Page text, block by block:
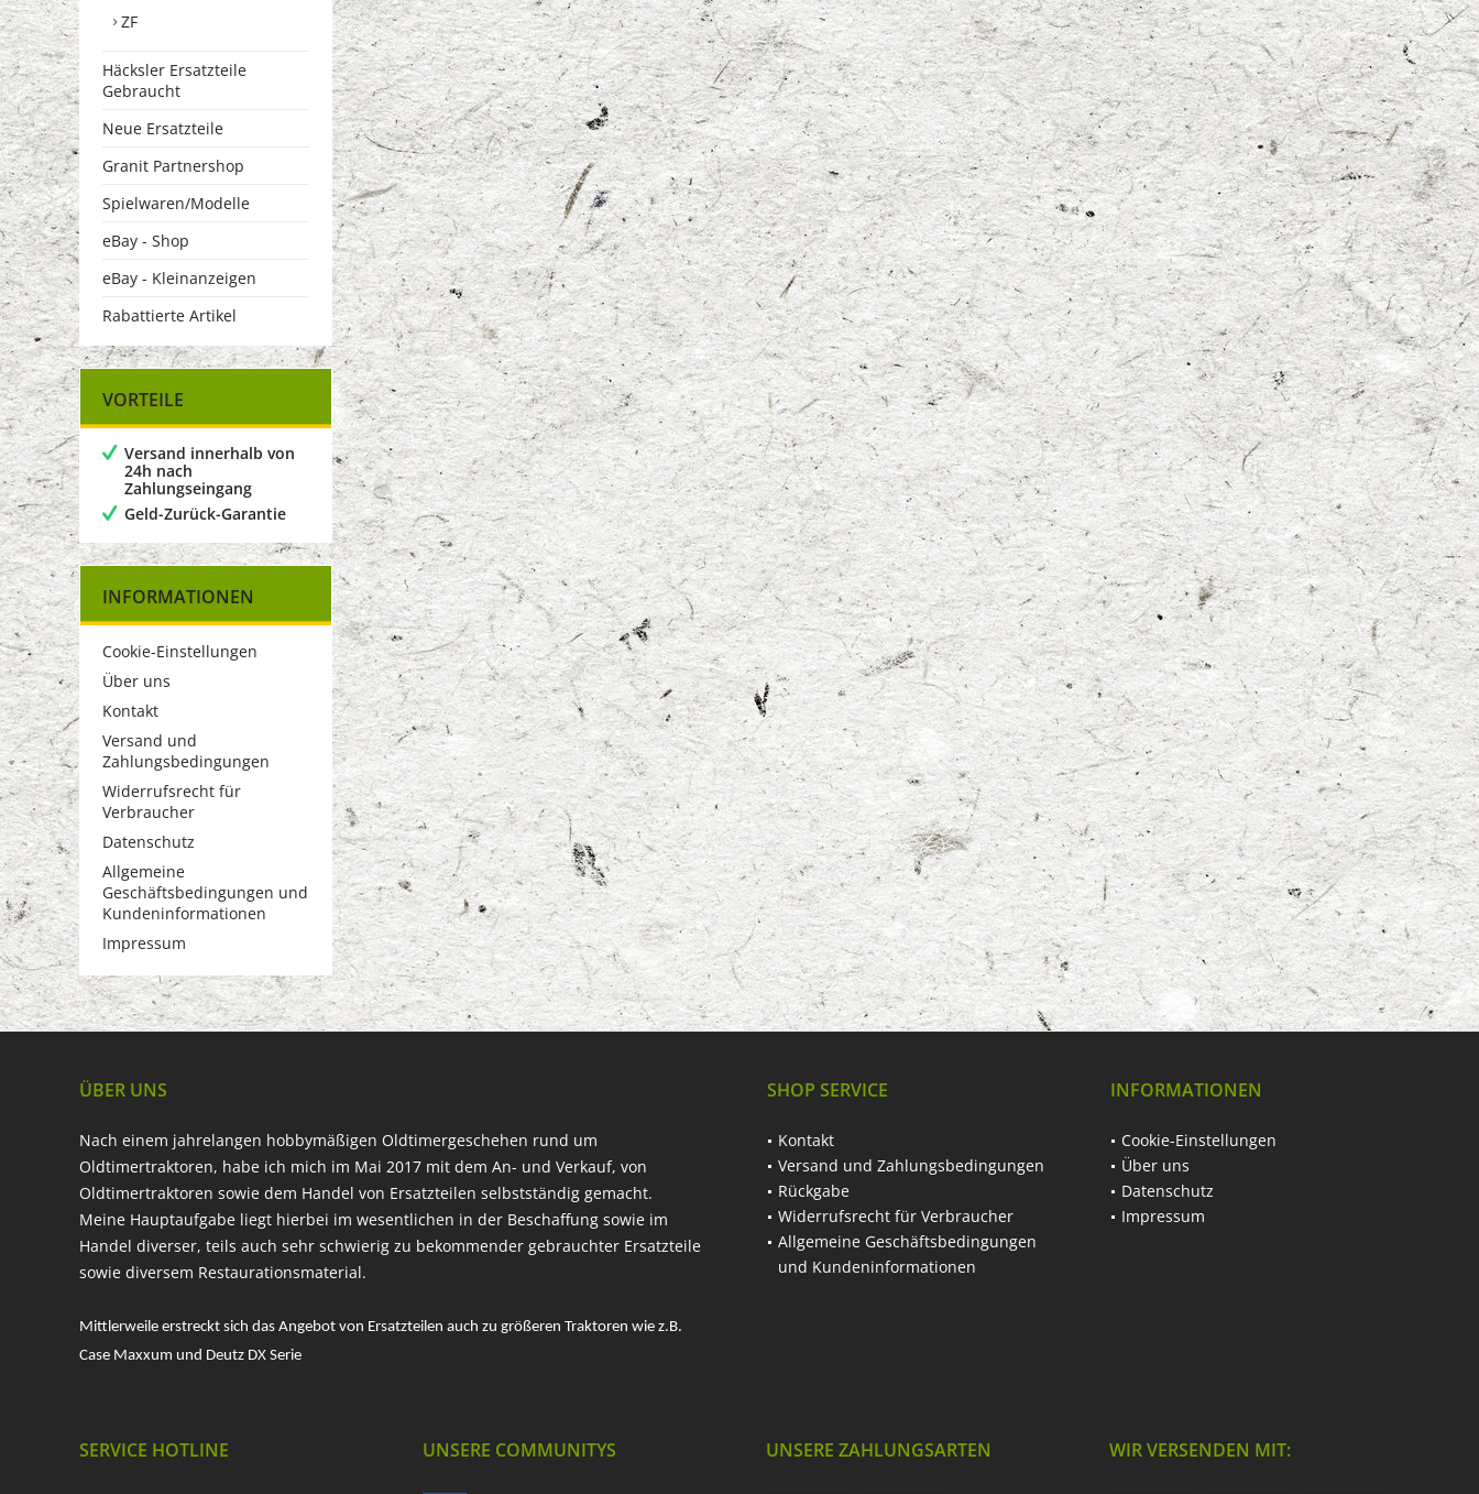
ZF
Häcksler Ersatzteile
Gebraucht
Neue Ersatzteile
Granit Partnershop
Spielwaren/Modelle
eBay - Shop
eBay - Kleinanzeigen
Rabattierte Artikel
VORTEILE
Versand innerhalb von
24h nach
Zahlungseingang
Geld-Zurück-Garantie
INFORMATIONEN
Cookie-Einstellungen
Über uns
Kontakt
Versand und
Zahlungsbedingungen
Widerrufsrecht für
Verbraucher
Datenschutz
Allgemeine
Geschäftsbedingungen und
Kundeninformationen
Impressum
ÜBER UNS
Nach einem jahrelangen hobbymäßigen Oldtimergeschehen rund um
Oldtimertraktoren, habe ich mich im Mai 2017 mit dem An- und Verkauf, von
Oldtimertraktoren sowie dem Handel von Ersatzteilen selbstständig gemacht.
Meine Hauptaufgabe liegt hierbei im wesentlichen in der Beschaffung sowie im
Handel diverser, teils auch sehr schwierig zu bekommender gebrauchter Ersatzteile
sowie diversem Restaurationsmaterial.
Mittlerweile erstreckt sich das Angebot von Ersatzteilen auch zu größeren Traktoren wie z.B.
Case Maxxum und Deutz DX Serie
SHOP SERVICE
Kontakt
Versand und Zahlungsbedingungen
Rückgabe
Widerrufsrecht für Verbraucher
Allgemeine Geschäftsbedingungen
und Kundeninformationen
INFORMATIONEN
Cookie-Einstellungen
Über uns
Datenschutz
Impressum
SERVICE HOTLINE UNSERE COMMUNITYS UNSERE ZAHLUNGSARTEN WIR VERSENDEN MIT: